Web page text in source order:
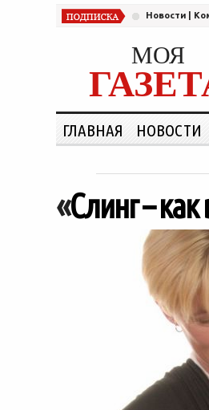
Новости
МОЯ
ГЛАВНАЯ НОВОСТИ
«Слинг –